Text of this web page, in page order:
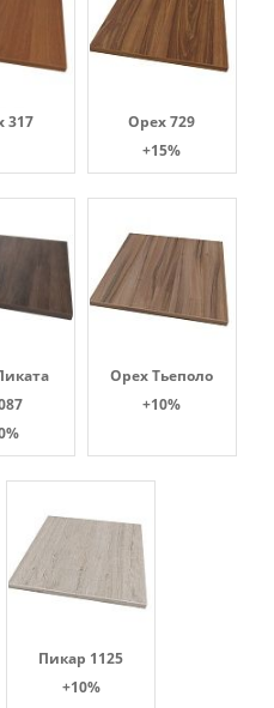
317
Орех 729
+15%
Орех Тьеполо
+10%
Пикар 1125
+10%